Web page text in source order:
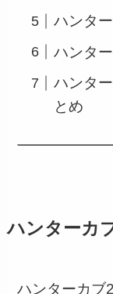
ハンタ
ハンタ
ハンタ
とめ
ハンターカ
ハンターカブ